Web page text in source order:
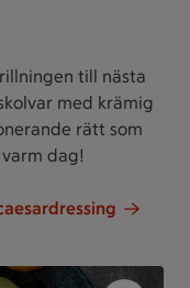
till nästa
med krämig
rätt som
dag!